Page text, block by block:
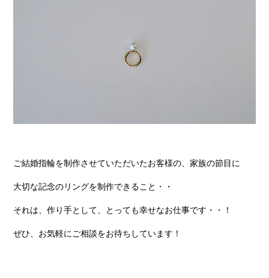
ご結婚指輪を制作させていただいたお客様の、家族の節目に
大切な記念のリングを制作できること・・
それは、作り手として、とっても幸せなお仕事です・・！
ぜひ、お気軽にご相談をお待ちしています！